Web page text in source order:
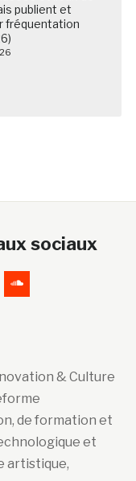
publient et
fréquentation
sociaux
& Culture
de formation et
et
artistique,